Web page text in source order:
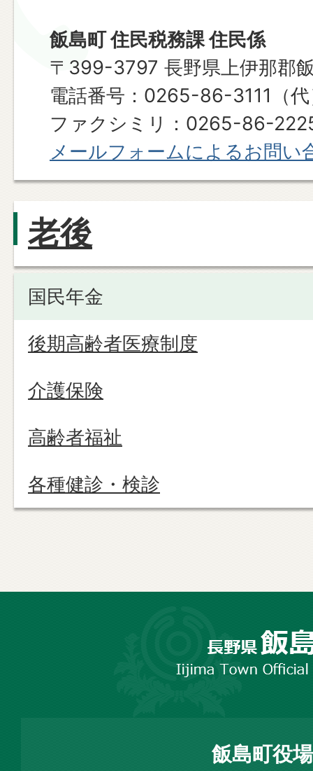
飯島町 住民税務課 住民係
〒399-3797 長野県上伊那郡
電話番号：0265-86-3111（
ファクシミリ：0265-86-
メールフォームによるお問い
老後
国民年金
後期高齢者医療制度
介護保険
高齢者福祉
各種健診・検診
飯島町役場